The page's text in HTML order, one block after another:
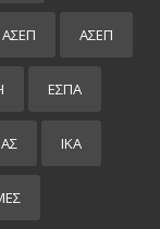
ΑΣΕΠ ΑΣΕΠ
ΕΣΠΑ
ΙΚΑ